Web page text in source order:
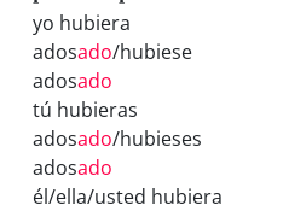
yo hubiera
adosado/hubiese
adosado
tú hubieras
adosado/hubieses
adosado
él/ella/usted hubiera